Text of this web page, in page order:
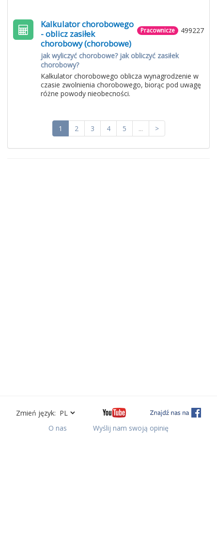
499227
Pracownicze
Kalkulator chorobowego
- oblicz zasiłek
chorobowy (chorobowe)
jak wyliczyć chorobowe? jak obliczyć zasiłek
chorobowy?
Kalkulator chorobowego oblicza wynagrodzenie w
czasie zwolnienia chorobowego, biorąc pod uwagę
różne powody nieobecności.
1 2 3 4 5 ... >
Zmień język:
O nas
Wyślij nam swoją opinię